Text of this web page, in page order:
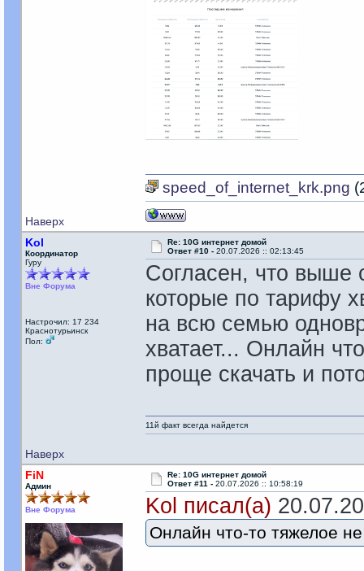
Наверх
speed_of_internet_krk.png
Kol
Координатор
Гуру
Вне Форума
Настрочил: 17 234
Краснотурьинск
Пол:
Re: 10G интернет домой
Ответ #10 - 20.07.2026 :: 02:13:45
Согласен, что выше
которые по тарифу
на всю семью
хватает... Онлайн
проще скачать и
Наверх
11й факт всегда найдется
FiN
Админ
Вне Форума
Re: 10G интернет домой
Ответ #11 - 20.07.2026 :: 10:58:19
Kol писал(а)
Онлайн что-то тяжелое